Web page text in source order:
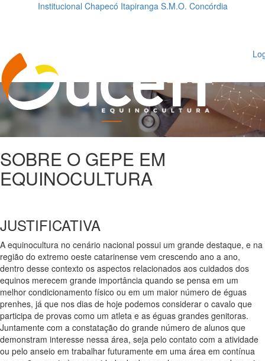
Institucional Chapecó Itapiranga S.M.O. Concórdia
SOBRE O GEPE EM
EQUINOCULTURA
JUSTIFICATIVA
A equinocultura no cenário nacional possui um grande destaque, e na
região do extremo oeste catarinense vem crescendo ano a ano,
dentro desse contexto os aspectos relacionados aos cuidados dos
equinos merecem grande importância quando se pensa em um
melhor condicionamento físico ou em um maior número de éguas
prenhes, já que nos dias de hoje podemos considerar o cavalo que
participa de provas como um atleta e as éguas grandes genitoras.
Juntamente com a constatação do grande número de alunos que
demonstram interesse nessa área, seja pelo contato com a atividade
ou pelo anseio em trabalhar futuramente em uma área em contínua